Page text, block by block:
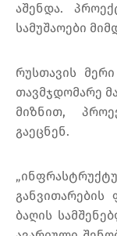
აშენდა.
სამუშაოები
რუსთავის
თავმჯდომარე
მიზნით,
გაეცნენ.
ბაღის